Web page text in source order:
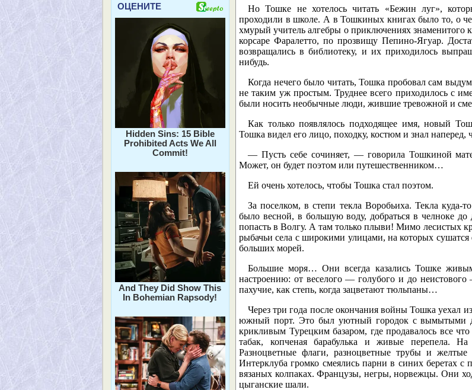
ОЦЕНИТЕ
Hidden Sins: 15 Bible
Prohibited Acts We All
Commit!
And They Did Show This
In Bohemian Rapsody!
Но Тошке не хотелось читать «Бежин луг»,
проходили в школе. А в Тошкиных книгах было то, о
хмурый учитель алгебры о приключениях знаменитого
корсаре Фаралетто, по прозвищу Пепино-Ягуар.
возвращались в библиотеку, и их приходилось
нибудь.
Когда нечего было читать, Тошка пробовал сам
не таким уж простым. Труднее всего приходилось с
были носить необычные люди, жившие тревожной и
Как только появлялось подходящее имя, новый
Тошка видел его лицо, походку, костюм и знал наперед,
— Пусть себе сочиняет, — говорила Тошкиной
Может, он будет поэтом или путешественником…
Ей очень хотелось, чтобы Тошка стал поэтом.
За поселком, в степи текла Воробьиха. Текла
было весной, в большую воду, добраться в челноке
попасть в Волгу. А там только плыви! Мимо лесистых
рыбачьи села с широкими улицами, на которых
больших морей.
Большие моря… Они всегда казались Тошке
настроению: от веселого — голубого и до
пахучие, как степь, когда зацветают тюльпаны…
Через три года после окончания войны Тошка уехал
южный порт. Это был уютный городок с вымытыми
крикливым Турецким базаром, где продавалось все
табак, копченая барабулька и живые перепела. На
Разноцветные флаги, разноцветные трубы и
Интерклуба громко смеялись парни в синих беретах
вязаных колпаках. Французы, негры, норвежцы. Они
цыганские шали.